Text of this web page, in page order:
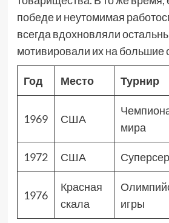
победе и неутомимая
всегда вдохновляли
мотивировали их на большие
Год Место Турнир
1969 США
мира
1972 США
1976
Красная
скала
игры